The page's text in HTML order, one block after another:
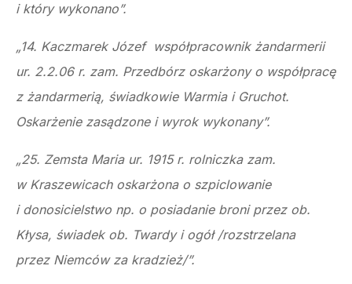
i który wykonano”.
„14. Kaczmarek Józef współpracownik żandarmerii
ur. 2.2.06 r. zam. Przedbórz oskarżony o współpracę
z żandarmerią, świadkowie Warmia i Gruchot.
Oskarżenie zasądzone i wyrok wykonany”.
„25. Zemsta Maria ur. 1915 r. rolniczka zam.
w Kraszewicach oskarżona o szpiclowanie
i donosicielstwo np. o posiadanie broni przez ob.
Kłysa, świadek ob. Twardy i ogół /rozstrzelana
przez Niemców za kradzież/”.